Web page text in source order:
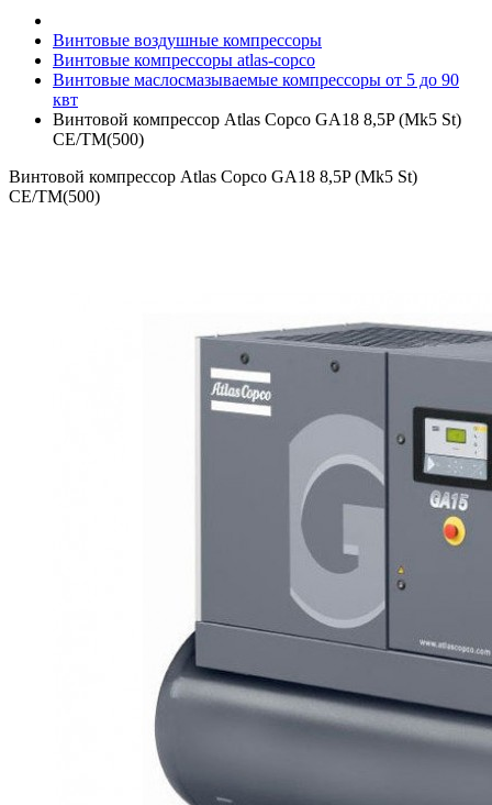
Винтовые воздушные компрессоры
Винтовые компрессоры atlas-copco
Винтовые маслосмазываемые компрессоры от 5 до 90
квт
Винтовой компрессор Atlas Copco GA18 8,5P (Mk5 St)
СЕ/TM(500)
Винтовой компрессор Atlas Copco GA18 8,5P (Mk5 St)
СЕ/TM(500)